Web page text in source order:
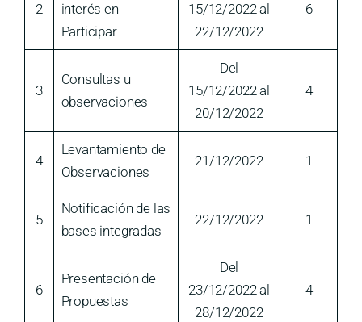
2
interés en
Participar
15/12/2022 al
22/12/2022
6
3
Consultas u
observaciones
Del
15/12/2022 al
20/12/2022
4
4
Levantamiento de
Observaciones
21/12/2022 1
5
Notificación de las
bases integradas
22/12/2022 1
6
Presentación de
Propuestas
Del
23/12/2022 al
28/12/2022
4